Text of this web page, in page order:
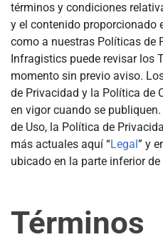
términos y condiciones
y el contenido proporcionado
como a nuestras Políticas de
Infragistics puede revisar los
momento sin previo aviso.
de Privacidad y la Política de
en vigor cuando se
de Uso, la Política de
más actuales aquí “Legal” y
ubicado en la parte inferior
Términos